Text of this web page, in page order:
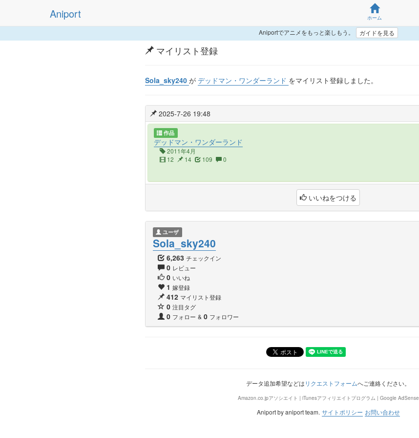
Aniport ホーム
Aniportでアニメをもっと楽しもう。 ガイドを見る
マイリスト登録
Sola_sky240 が デッドマン・ワンダーランド をマイリスト登録しました。
2025-7-26 19:48
作品
デッドマン・ワンダーランド
2011年4月
12
14 109 0
いいねをつける
ユーザ
Sola_sky240
6,263 チェックイン
0 レビュー
0 いいね
1 嫁登録
412 マイリスト登録
0 注目タグ
0 フォロー & 0 フォロワー
データ追加希望などはリクエストフォームへご連絡ください。
Amazon.co.jpアソシエイト | iTunesアフィリエイトプログラム | Google AdSense
Aniport by aniport team. サイトポリシー お問い合わせ